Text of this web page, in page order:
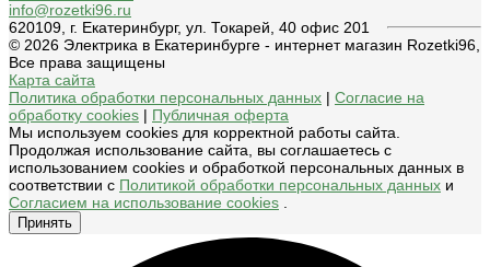
info@rozetki96.ru
620109, г. Екатеринбург, ул. Токарей, 40 офис 201
© 2026 Электрика в Екатеринбурге - интернет магазин Rozetki96,
Все права защищены
Карта сайта
Политика обработки персональных данных | Согласие на
обработку cookies | Публичная оферта
Мы используем cookies для корректной работы сайта.
Продолжая использование сайта, вы соглашаетесь с
использованием cookies и обработкой персональных данных в
соответствии с Политикой обработки персональных данных и
Согласием на использование cookies .
Принять